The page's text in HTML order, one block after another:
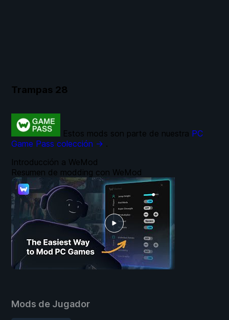
Trampas 28
Mods de Jugador
Introducción a WeMod
Resumen de modding con WeMod
Estos mods son parte de nuestra PC
Game Pass colección → .